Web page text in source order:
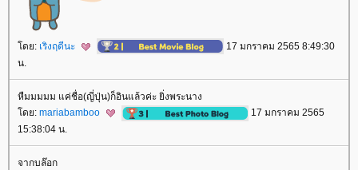
ดย: เริงฤดีนะ
17 มกราคม 2565 8:49:30
น.
หืมมมมม แค่ชื่อ(ญี่ปุ่น)ก็อินแล้วค่ะ ยิ่งพระนาง
ดย: mariabamboo
17 มกราคม 2565
15:38:04 น.
จากบล๊อก